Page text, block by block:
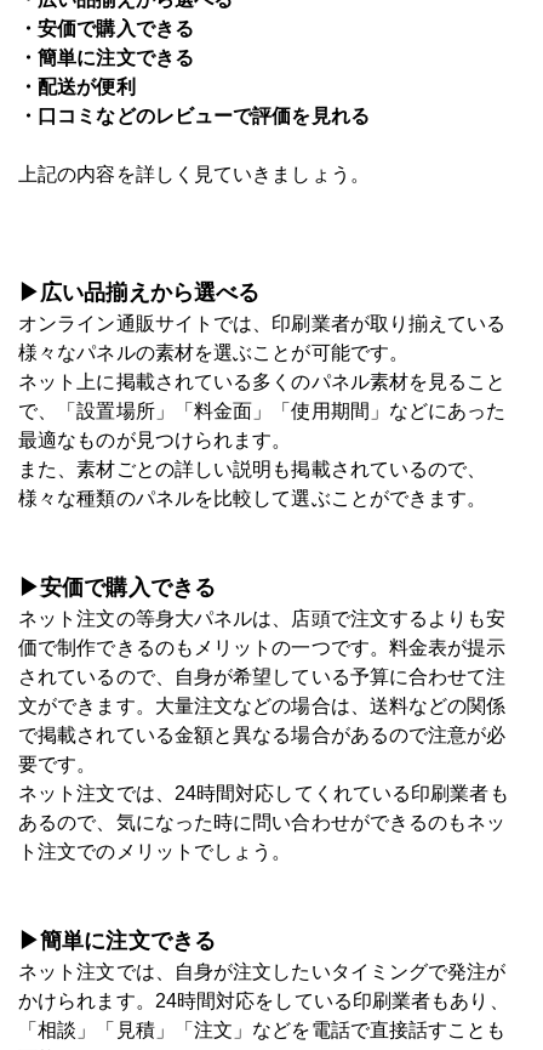
・安価で購入できる
・簡単に注文できる
・配送が便利
・口コミなどのレビューで評価を見れる
上記の内容を詳しく見ていきましょう。
▶広い品揃えから選べる
オンライン通販サイトでは、印刷業者が取り揃えている
様々なパネルの素材を選ぶことが可能です。
ネット上に掲載されている多くのパネル素材を見ること
で、「設置場所」「料金面」「使用期間」などにあった
最適なものが見つけられます。
また、素材ごとの詳しい説明も掲載されているので、
様々な種類のパネルを比較して選ぶことができます。
▶安価で購入できる
ネット注文の等身大パネルは、店頭で注文するよりも安
価で制作できるのもメリットの一つです。料金表が提示
されているので、自身が希望している予算に合わせて注
文ができます。大量注文などの場合は、送料などの関係
で掲載されている金額と異なる場合があるので注意が必
要です。
ネット注文では、24時間対応してくれている印刷業者も
あるので、気になった時に問い合わせができるのもネッ
ト注文でのメリットでしょう。
▶簡単に注文できる
ネット注文では、自身が注文したいタイミングで発注が
かけられます。24時間対応をしている印刷業者もあり、
「相談」「見積」「注文」などを電話で直接話すことも